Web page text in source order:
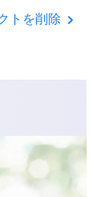
トを削除